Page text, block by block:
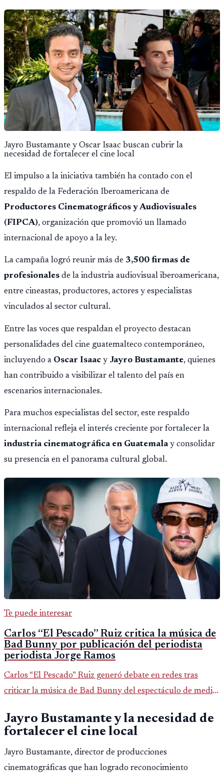
de la noche.
Jayro Bustamante y Oscar Isaac buscan cubrir la
necesidad de fortalecer el cine local
El impulso a la iniciativa también ha contado con el
respaldo de la Federación Iberoamericana de
Productores Cinematográficos y Audiovisuales
(FIPCA), organización que promovió un llamado
internacional de apoyo a la ley.
La campaña logró reunir más de 3,500 firmas de
profesionales de la industria audiovisual iberoamericana,
entre cineastas, productores, actores y especialistas
vinculados al sector cultural.
Entre las voces que respaldan el proyecto destacan
personalidades del cine guatemalteco contemporáneo,
incluyendo a Oscar Isaac y Jayro Bustamante, quienes
han contribuido a visibilizar el talento del país en
escenarios internacionales.
Para muchos especialistas del sector, este respaldo
internacional refleja el interés creciente por fortalecer la
industria cinematográfica en Guatemalay consolidar
su presencia en el panorama cultural global.
Te puede interesar
Carlos “El Pescado” Ruiz critica la música de
Bad Bunny por publicación del periodista
periodista Jorge Ramos
Carlos “El Pescado” Ruiz generó debate en redes tras
criticar la música de Bad Bunny del espectáculo de medio
Jayro Bustamante y la necesidad de
fortalecer el cine local
Jayro Bustamante, director de producciones
cinematográficas que han logrado reconocimiento